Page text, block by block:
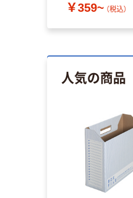
￥359~ （税込）
人気の商品